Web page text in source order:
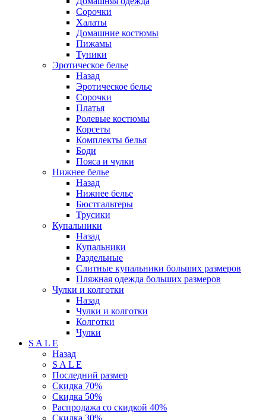
Сорочки
Халаты
Домашние костюмы
Пижамы
Туники
Эротическое белье
Назад
Эротическое белье
Сорочки
Платья
Ролевые костюмы
Корсеты
Комплекты белья
Боди
Пояса и чулки
Нижнее белье
Назад
Нижнее белье
Бюстгальтеры
Трусики
Купальники
Назад
Купальники
Раздельные
Слитные купальники больших размеров
Пляжная одежда больших размеров
Чулки и колготки
Назад
Чулки и колготки
Колготки
Чулки
S A L E
Назад
S A L E
Последний размер
Скидка 70%
Скидка 50%
Распродажа со скидкой 40%
Скидка 30%